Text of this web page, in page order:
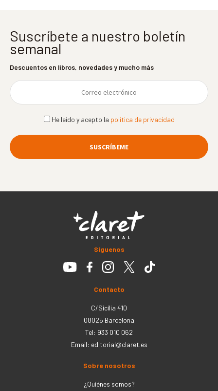
Suscríbete a nuestro boletín
semanal
Descuentos en libros, novedades y mucho más
He leído y acepto la política de privacidad
Síguenos
Contacto
C/Sicília 410
08025 Barcelona
Tel: 933 010 062
Email: editorial@claret.es
Sobre nosotros
¿Quiénes somos?